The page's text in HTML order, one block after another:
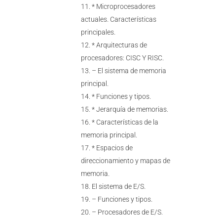
* Microprocesadores
actuales. Características
principales.
* Arquitecturas de
procesadores: CISC Y RISC.
– El sistema de memoria
principal.
* Funciones y tipos.
* Jerarquía de memorias.
* Características de la
memoria principal.
* Espacios de
direccionamiento y mapas de
memoria.
El sistema de E/S.
– Funciones y tipos.
– Procesadores de E/S.